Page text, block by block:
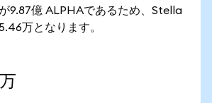
9.87億 ALPHAであるため、Stella
万となります。